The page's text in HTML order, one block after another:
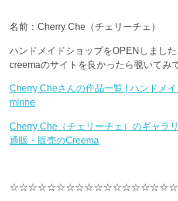
名前：Cherry Che（チェリーチェ）
ハンドメイドショップをOPENしまし
creemaのサイトを良かったら覗いてみ
Cherry Cheさんの作品一覧 | ハンドメ
minne
Cherry Che（チェリーチェ）のギャラ
通販・販売のCreema